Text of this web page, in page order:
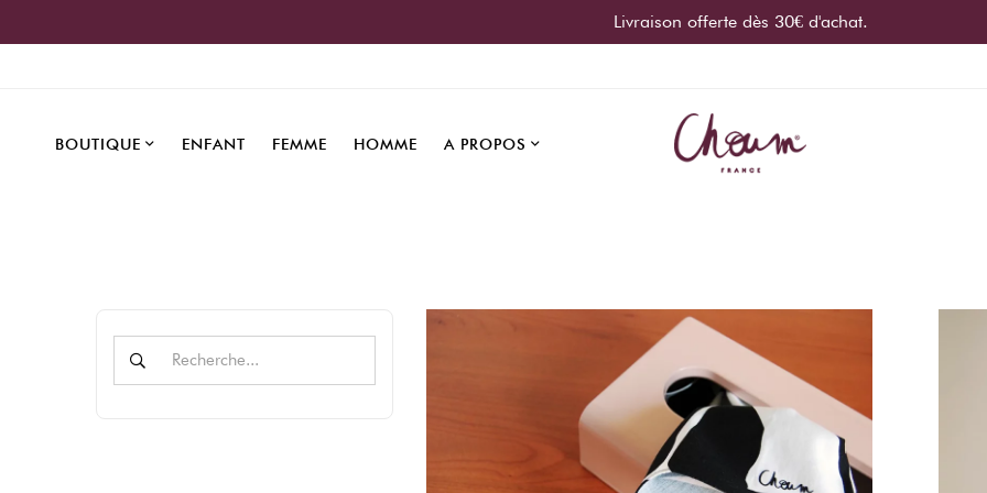
Livraison offerte dès 30€ d'achat.
BOUTIQUE ENFANT FEMME HOMME A PROPOS